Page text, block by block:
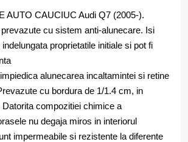
AUTO CAUCIUC Audi Q7 (2005-).
cu sistem anti-alunecare. Isi
proprietatile initiale si pot fi
alunecarea incaltamintei si retine
cu bordura de 1/1.4 cm, in
compozitiei chimice a
nu degaja miros in interiorul
impermeabile si rezistente la diferente